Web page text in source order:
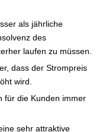
als jährliche
des
laufen zu müssen.
dass der Strompreis
wird.
für die Kunden immer
sehr attraktive